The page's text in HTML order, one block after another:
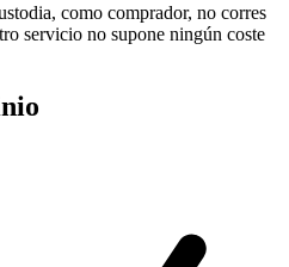
como comprador, no corres
servicio no supone ningún coste